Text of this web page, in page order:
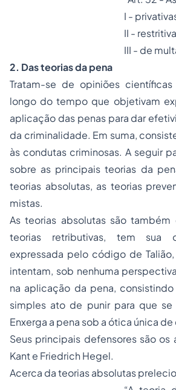
I -
II -
III - de
2. Das teorias da pena
Tratam-se de opiniões
longo do tempo que objetivam
aplicação das penas para dar
da criminalidade. Em suma,
às condutas criminosas. A seguir
sobre as principais teorias da
teorias absolutas, as teorias
mistas.
As teorias absolutas são
teorias retributivas, tem sua
expressada pelo código de
intentam, sob nenhuma
na aplicação da pena,
simples ato de punir para que se
Enxerga a pena sob a ótica única
Seus principais defensores são os
Kant e Friedrich Hegel.
Acerca da teorias absolutas